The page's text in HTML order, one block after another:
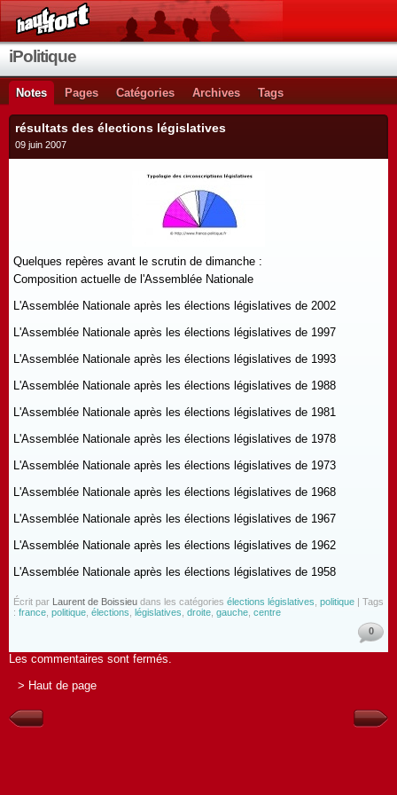
iPolitique
Notes Pages Catégories Archives Tags
résultats des élections législatives
09 juin 2007
Quelques repères avant le scrutin de dimanche :
Composition actuelle de l'Assemblée Nationale
L'Assemblée Nationale après les élections législatives de 2002
L'Assemblée Nationale après les élections législatives de 1997
L'Assemblée Nationale après les élections législatives de 1993
L'Assemblée Nationale après les élections législatives de 1988
L'Assemblée Nationale après les élections législatives de 1981
L'Assemblée Nationale après les élections législatives de 1978
L'Assemblée Nationale après les élections législatives de 1973
L'Assemblée Nationale après les élections législatives de 1968
L'Assemblée Nationale après les élections législatives de 1967
L'Assemblée Nationale après les élections législatives de 1962
L'Assemblée Nationale après les élections législatives de 1958
Écrit par Laurent de Boissieu dans les catégories élections législatives politique | Tags
: france politique élections législatives droite gauche centre
0
Les commentaires sont fermés.
> Haut de page